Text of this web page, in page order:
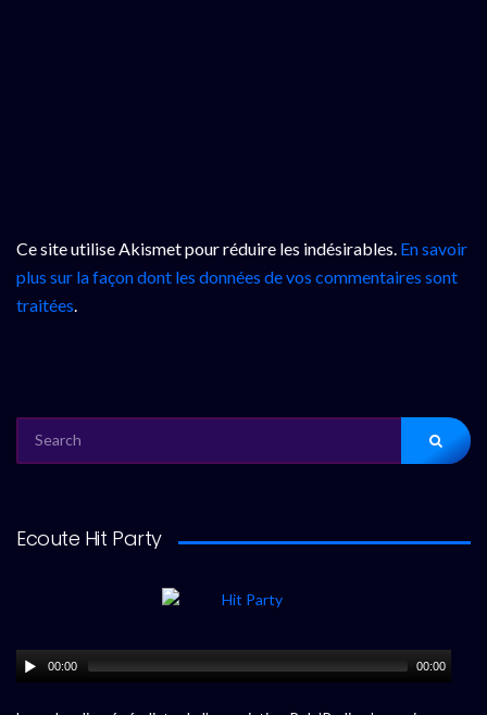
Ce site utilise Akismet pour réduire les indésirables. En savoir
plus sur la façon dont les données de vos commentaires sont
traitées.
FOR:
Ecoute Hit Party
00:00 00:00